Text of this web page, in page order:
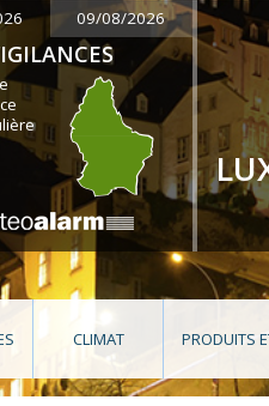
09/08/2026
CLIMAT PRODUITS